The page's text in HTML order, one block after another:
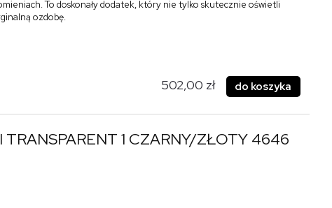
To doskonały dodatek, który nie tylko skutecznie oświetli
ozdobę.
502,00 zł do koszyka
TRANSPARENT 1 CZARNY/ZŁOTY 4646